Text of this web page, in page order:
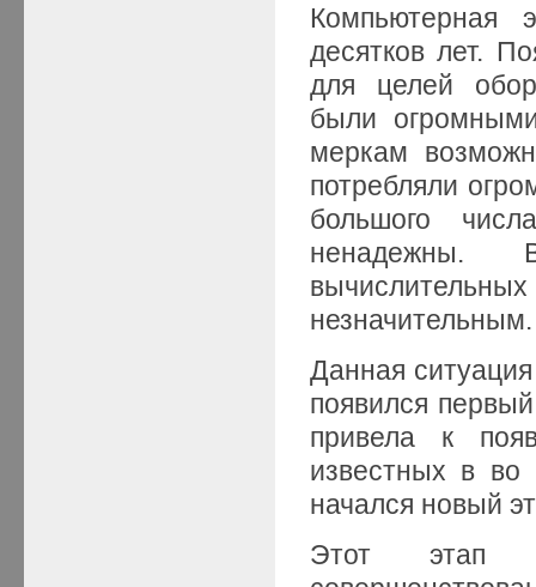
Компьютерная
десятков лет.
для целей
были
меркам
потребляли
большого
ненадежны.
незначительным.
Данная
появился
привела к
известных в
начался новый
Этот этап